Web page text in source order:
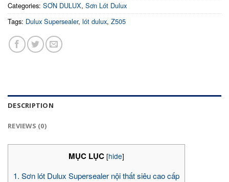
Categories: SƠN DULUX, Sơn Lót Dulux
Tags: Dulux Supersealer, lót dulux, Z505
DESCRIPTION
REVIEWS (0)
MỤC LỤC [hide]
1. Sơn lót Dulux Supersealer nội thất siêu cao cấp